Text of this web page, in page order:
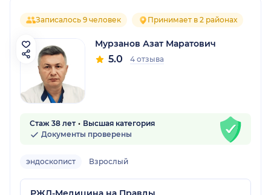
Записалось 9 человек Принимает в 2 районах
Мурзанов Азат Маратович
5.0 4 отзыва
Стаж 38 лет
Высшая категория
Документы проверены
эндоскопист Взрослый